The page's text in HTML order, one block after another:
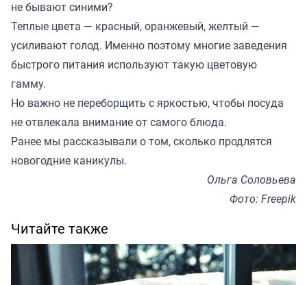
не бывают синими?
Теплые цвета — красный, оранжевый, желтый —
усиливают голод. Именно поэтому многие заведения
быстрого питания используют такую цветовую
гамму.
Но важно не переборщить с яркостью, чтобы посуда
не отвлекала внимание от самого блюда.
Ранее мы рассказывали о том, сколько продлятся
новогодние каникулы.
Ольга Соловьева
Фото: Freepik
Читайте также